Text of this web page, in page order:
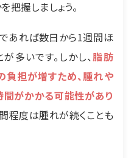
把握しましょう。
あれば数日から1週間ほ
多いです。しかし、脂肪
負担が増すため、腫れや
間がかかる可能性があり
程度は腫れが続くことも